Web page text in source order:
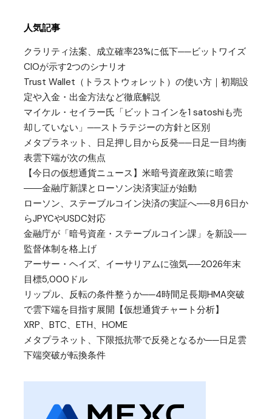
人気記事
クラリティ法案、成立確率23%に低下──ビットワイズ
CIOが示す2つのシナリオ
Trust Wallet（トラストウォレット）の使い方｜初期設
定や入金・出金方法など徹底解説
マイケル・セイラー氏「ビットコインを1 satoshiも売
却していない」──ストラテジーの方針と区別
メタプラネット、日足押し目から反発──日足一目均衡
表雲下端が次の焦点
【今日の仮想通貨ニュース】米暗号資産政策に暗雲
――金融庁新課とローソン決済実証が始動
ローソン、ステーブルコイン決済の実証へ──8月6日か
らJPYCやUSDC対応
金融庁が「暗号資産・ステーブルコイン課」を新設──
監督体制を格上げ
アーサー・ヘイズ、イーサリアムに強気──2026年末
目標5,000ドル
リップル、反転の条件整うか──4時間足長期HMA突破
で雲下端を目指す展開【仮想通貨チャート分析】
XRP、BTC、ETH、HOME
メタプラネット、下限抵抗帯で反発となるか──日足雲
下端突破が転換条件